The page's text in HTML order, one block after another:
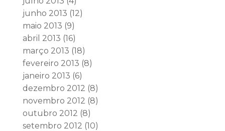
junho 2013 (12)
maio 2013 (9)
abril 2013 (16)
março 2013 (18)
fevereiro 2013 (8)
janeiro 2013 (6)
dezembro 2012 (8)
novembro 2012 (8)
outubro 2012 (8)
setembro 2012 (10)